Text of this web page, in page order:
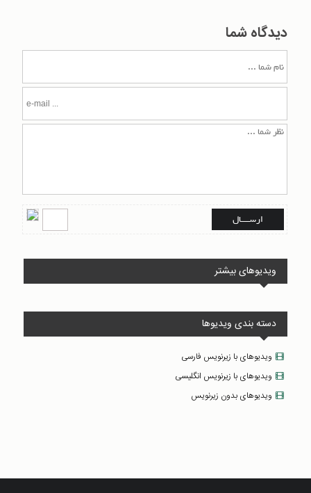
دیدگاه شما
ویدیوهای بیشتر
دسته بندی ویدیوها
ویدیوهای با زیرنویس فارسی
ویدیوهای با زیرنویس انگلیسی
ویدیوهای بدون زیرنویس